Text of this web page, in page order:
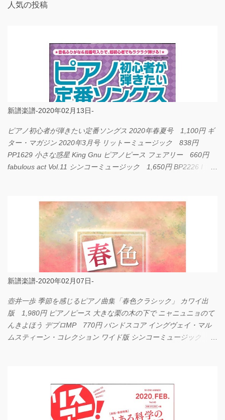
人気の投稿
新譜楽譜-2020年02月13日-
ピアノ初心者が弾きたい定番ソングス 2020年春夏号 1,100円 ギ
ター・マガジン 2020年3月号 リットーミュージック 838円
PP1629 小さな惑星 King Gnu ピアノピース フェアリー 660円
fabulous act Vol.11 シンコーミュージック 1,650円 BP2226 I
新譜楽譜-2020年02月07日-
壺井一歩 季節を感じるピアノ曲集「春色クラシック」 カワイ出
版 1,980円 ピアノピース 大きな栗の木の下で ニャニュニョのて
んきよほう デプロMP 770円 バンドスコア イングヴェイ・マル
ムスティーン・コレクション ワイド版 シンコーミュージック